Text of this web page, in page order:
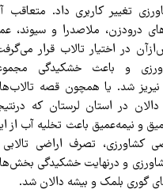
تغییر کاربری داد. متعاقب
درودزن، ملاصدرا و سیوند،
در اختیار تالاب قرار
و باعث خشکیدگی
شد. یا همچون قصه
در استان لرستان که
و نیمه‌عمیق باعث تخلیه آب از
کشاورزی، تصرف اراضی
و درنهایت خشکیدگی
گوری بلمک و بیشه دالان شد.